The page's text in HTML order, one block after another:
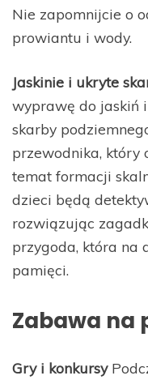
Nie zapomnijcie o
prowiantu i wody.
Jaskinie i ukryte
wyprawę do jaskiń
skarby
przewodnika, który
temat formacji
dzieci będą
rozwiązując
przygoda, która na
pamięci.
Zabawa na
Gry i konkursy